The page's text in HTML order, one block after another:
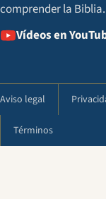
comprender la Biblia.
Vídeos en
Aviso legal
Términos